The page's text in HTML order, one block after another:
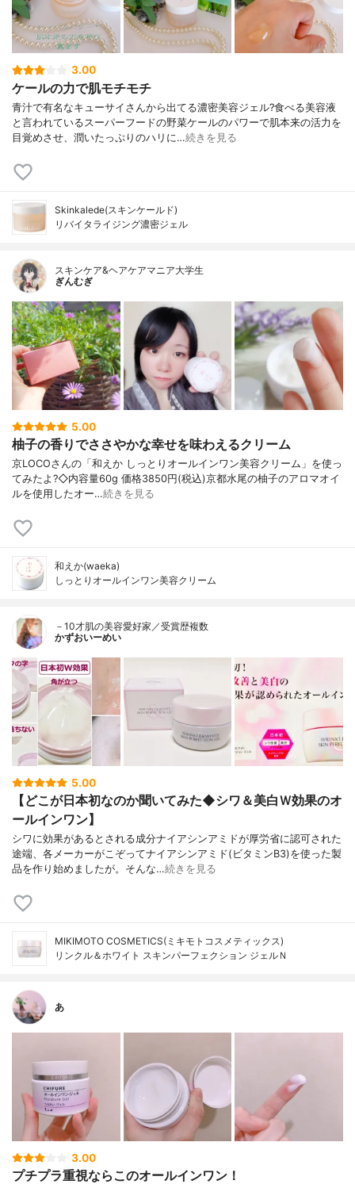
3.00
ケールの力で肌モチモチ
青汁で有名なキューサイさんから出てる濃密美容ジェル?食べる美容液
と言われているスーパーフードの野菜ケールのパワーで肌本来の活力を
目覚めさせ、潤いたっぷりのハリに…続きを見る
Skinkalede(スキンケールド)
リバイタライジング濃密ジェル
スキンケア&ヘアケアマニア大学生
ぎんむぎ
5.00
柚子の香りでささやかな幸せを味わえるクリーム
京LOCOさんの「和えか しっとりオールインワン美容クリーム」を使っ
てみたよ?◇内容量60g 価格3850円(税込)京都水尾の柚子のアロマオイ
ルを使用したオー…続きを見る
和えか(waeka)
しっとりオールインワン美容クリーム
－10才肌の美容愛好家／受賞歴複数
かずおいーめい
5.00
【どこが日本初なのか聞いてみた◆シワ＆美白Ｗ効果のオ
ールインワン】
シワに効果があるとされる成分ナイアシンアミドが厚労省に認可された
途端、各メーカーがこぞってナイアシンアミド(ビタミンB3)を使った製
品を作り始めましたが。そんな…続きを見る
MIKIMOTO COSMETICS(ミキモトコスメティックス)
リンクル＆ホワイト スキンパーフェクション ジェルＮ
あ
3.00
プチプラ重視ならこのオールインワン！